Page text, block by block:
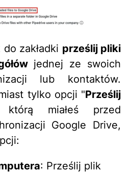
zakładki prześlij pliki
jednej ze swoich
lub kontaktów.
tylko opcji "Prześlij
miałeś przed
Google Drive,
: Prześlij plik